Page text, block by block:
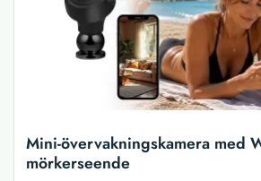
Mini-övervakningskamera med
mörkerseende